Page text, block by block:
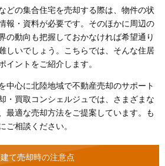
どの集合住宅を売却する際は、物件の状
報・資料が必要です。そのほかに周辺の
の動向も把握しておかなければ希望通り
しいでしょう。こちらでは、そんな住居
イントをご紹介します。
中心に北陸地域で不動産売却のサポート
・買取コンシェルジュでは、さまざまな
最適な売却方法をご提案しています。も
ご相談ください。
建て売却時の注意点